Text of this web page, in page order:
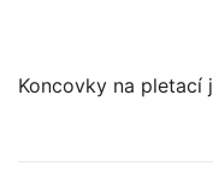
Koncovky na